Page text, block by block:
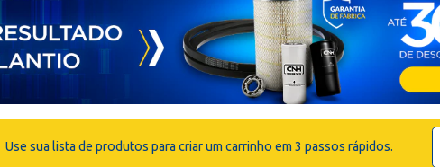
Use sua lista de produtos para criar um carrinho em 3 passos rápidos.